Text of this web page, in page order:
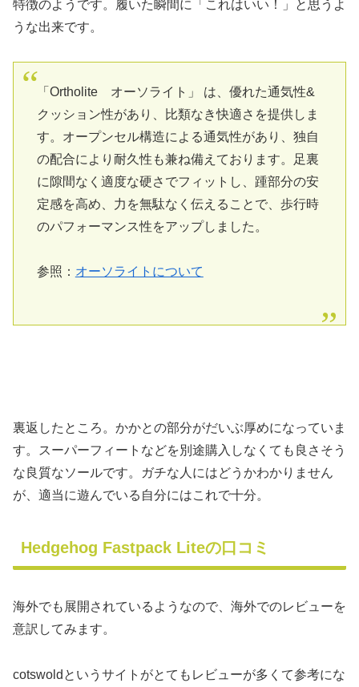
特徴のようです。履いた瞬間に「これはいい！」と思うよ
うな出来です。
「Ortholite オーソライト」 は、優れた通気性&
クッション性があり、比類なき快適さを提供しま
す。オープンセル構造による通気性があり、独自
の配合により耐久性も兼ね備えております。足裏
に隙間なく適度な硬さでフィットし、踵部分の安
定感を高め、力を無駄なく伝えることで、歩行時
のパフォーマンス性をアップしました。
参照： オーソライトについて
裏返したところ。かかとの部分がだいぶ厚めになっていま
す。スーパーフィートなどを別途購入しなくても良さそう
な良質なソールです。ガチな人にはどうかわかりません
が、適当に遊んでいる自分にはこれで十分。
Hedgehog Fastpack Liteの口コミ
海外でも展開されているようなので、海外でのレビューを
意訳してみます。
cotswoldというサイトがとてもレビューが多くて参考にな